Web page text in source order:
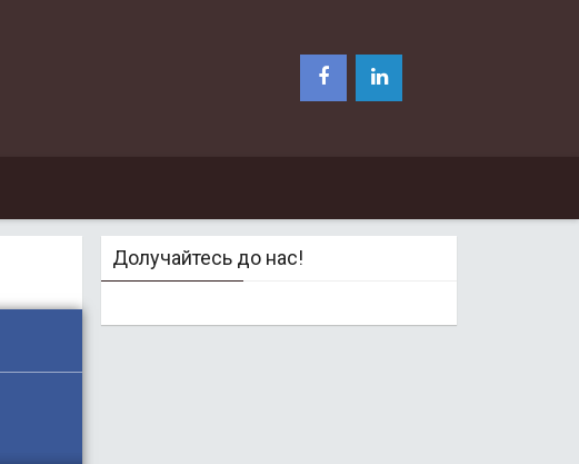
Долучайтесь до нас!